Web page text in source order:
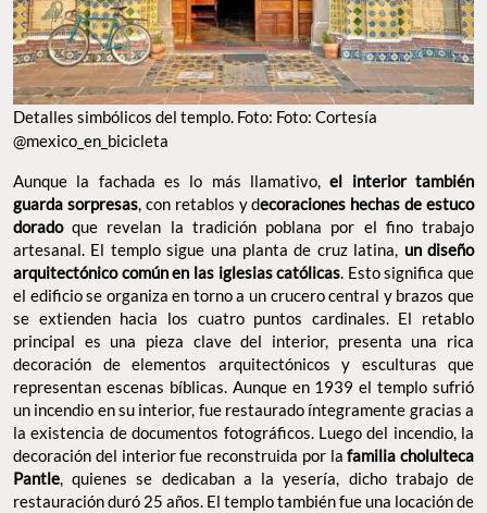
Detalles simbólicos del templo. Foto: Foto: Cortesía
@mexico_en_bicicleta
Aunque la fachada es lo más llamativo,el interior también
guarda sorpresas, con retablos y decoraciones hechas de estuco
doradoque revelan la tradición poblana por el fino trabajo
artesanal. El templo sigue una planta de cruz latina, un diseño
arquitectónico común en las iglesias católicas. Esto significa que
el edificio se organiza en torno a un crucero central y brazos que
se extienden hacia los cuatro puntos cardinales. El retablo
principal es una pieza clave del interior, presenta una rica
decoración de elementos arquitectónicos y esculturas que
representan escenas bíblicas. Aunque en 1939 el templo sufrió
un incendio en su interior, fue restaurado íntegramente gracias a
la existencia de documentos fotográficos. Luego del incendio, la
decoración del interior fue reconstruida por lafamilia cholulteca
Pantle, quienes se dedicaban a la yesería, dicho trabajo de
restauración duró 25 años. El templo también fue una locación de